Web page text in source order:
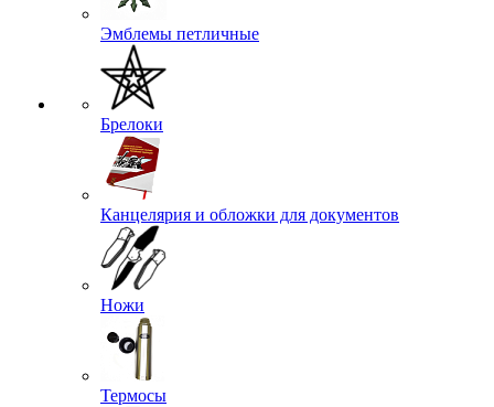
Эмблемы петличные
Брелоки
Канцелярия и обложки для документов
Ножи
Термосы